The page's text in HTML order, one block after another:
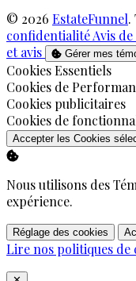
© 2026 EstateFunnel.
confidentialitéAvis
et avis
Gérer mes
Activer
Cookies Essentiels
Activer
Cookies de
Activer
Cookies publicitaires
Activer
Cookies de
Accepter les Cookies
Nous utilisons des
expérience.
Réglage des cookies
Lire nos politiques